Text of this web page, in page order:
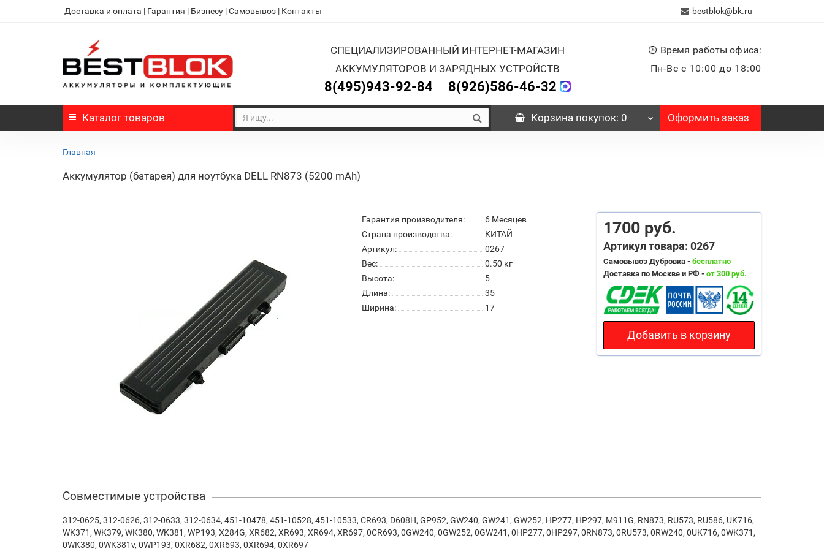
Доставка и оплата | Гарантия | Бизнесу |Самовывоз | Контакты bestblok@bk.ru
СПЕЦИАЛИЗИРОВАННЫЙ ИНТЕРНЕТ-МАГАЗИН
АККУМУЛЯТОРОВ И ЗАРЯДНЫХ УСТРОЙСТВ
8(495)943-92-84 8(926)586-46-32
Время работы офиса:
Пн-Вс с 10:00 до 18:00
Каталог товаров Корзина покупок: 0 Оформить заказ
Главная
Аккумулятор (батарея) для ноутбука DELL RN873 (5200 mAh)
Гарантия производителя:
6 Месяцев
Страна производства:
КИТАЙ
Артикул:
0267
Вес:
0.50 кг
Высота:
5
Длина:
35
Ширина:
17
1700 руб.
Артикул товара: 0267
Самовывоз Дубровка - бесплатно
Доставка по Москве и РФ - от 300 руб.
Добавить в корзину
Совместимые устройства
312-0625, 312-0626, 312-0633, 312-0634, 451-10478, 451-10528, 451-10533, CR693, D608H, GP952, GW240, GW241, GW252, HP277, HP297, M911G, RN873, RU573, RU586, UK716,
WK371, WK379, WK380, WK381, WP193, X284G, XR682, XR693, XR694, XR697, 0CR693, 0GW240, 0GW252, 0GW241, 0HP277, 0HP297, 0RN873, 0RU573, 0RW240, 0UK716, 0WK371,
0WK380, 0WK381v, 0WP193, 0XR682, 0XR693, 0XR694, 0XR697